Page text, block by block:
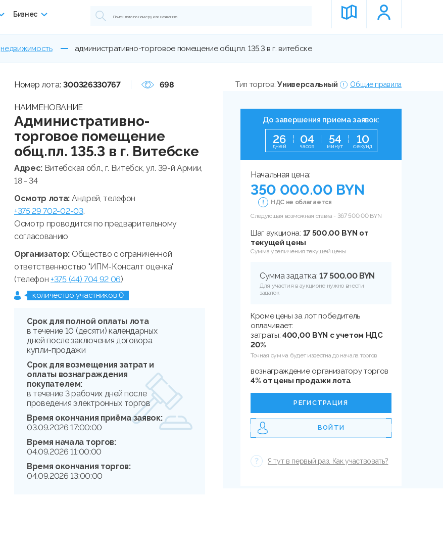
Бизнес
недвижимость административно-торговое помещение общ.пл. 135.3 в г. витебске
Номер лота: 300326330767 698
НАИМЕНОВАНИЕ
Административно-
торговое помещение
общ.пл. 135.3 в г. Витебске
Адрес: Витебская обл., г. Витебск, ул. 39-й Армии,
18 - 34
Осмотр лота: Андрей, телефон
+375 29 702-02-03.
Осмотр проводится по предварительному
согласованию
Организатор: Общество с ограниченной
ответственностью "ИПМ-Консалт оценка"
(телефон+375 (44) 704 92 06)
количество участников 0
Срок для полной оплаты лота
в течение 10 (десяти) календарных
дней после заключения договора
купли-продажи
Срок для возмещения затрат и
оплаты вознаграждения
покупателем:
в течение 3 рабочих дней после
проведения электронных торгов
Время окончания приёма заявок:
03.09.2026 17:00:00
Время начала торгов:
04.09.2026 11:00:00
Время окончания торгов:
04.09.2026 13:00:00
Тип торгов:Универсальный Общие правила
До завершения приема заявок:
26
дней
04
часов
54
минут
09
секунд
Начальная цена:
350 000.00 BYN
НДС не облагается
Следующая возможная ставка - 367 500.00BYN
Шаг аукциона: 17 500.00 BYN от
текущей цены
Сумма увеличения текущей цены
Сумма задатка:17 500.00 BYN
Для участия в аукционе нужно внести
задаток
Кроме цены за лот победитель
оплачивает:
затраты: 400,00 BYN с учетом НДС
20%
Точная сумма будет известна до начала торгов
вознаграждение организатору торгов
4% от цены продажи лота
РЕГИСТРАЦИЯ
ВОЙТИ
Я тут в первый раз. Как участвовать?